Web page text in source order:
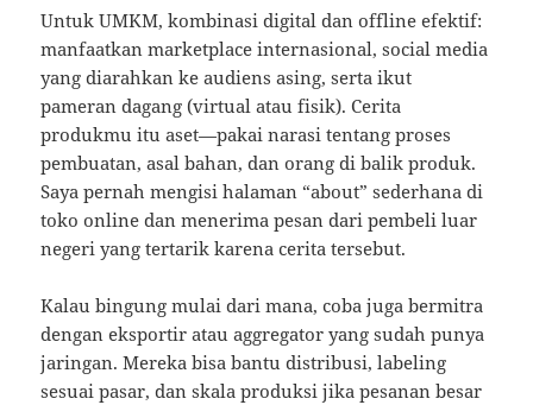
Untuk UMKM, kombinasi digital dan offline efektif:
manfaatkan marketplace internasional, social media
yang diarahkan ke audiens asing, serta ikut
pameran dagang (virtual atau fisik). Cerita
produkmu itu aset—pakai narasi tentang proses
pembuatan, asal bahan, dan orang di balik produk.
Saya pernah mengisi halaman “about” sederhana di
toko online dan menerima pesan dari pembeli luar
negeri yang tertarik karena cerita tersebut.
Kalau bingung mulai dari mana, coba juga bermitra
dengan eksportir atau aggregator yang sudah punya
jaringan. Mereka bisa bantu distribusi, labeling
sesuai pasar, dan skala produksi jika pesanan besar